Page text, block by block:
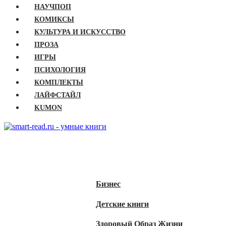
НАУЧПОП
КОМИКСЫ
КУЛЬТУРА И ИСКУССТВО
ПРОЗА
ИГРЫ
ПСИХОЛОГИЯ
КОМПЛЕКТЫ
ЛАЙФСТАЙЛ
KUMON
Бизнес
Детские книги
Здоровый Образ Жизни